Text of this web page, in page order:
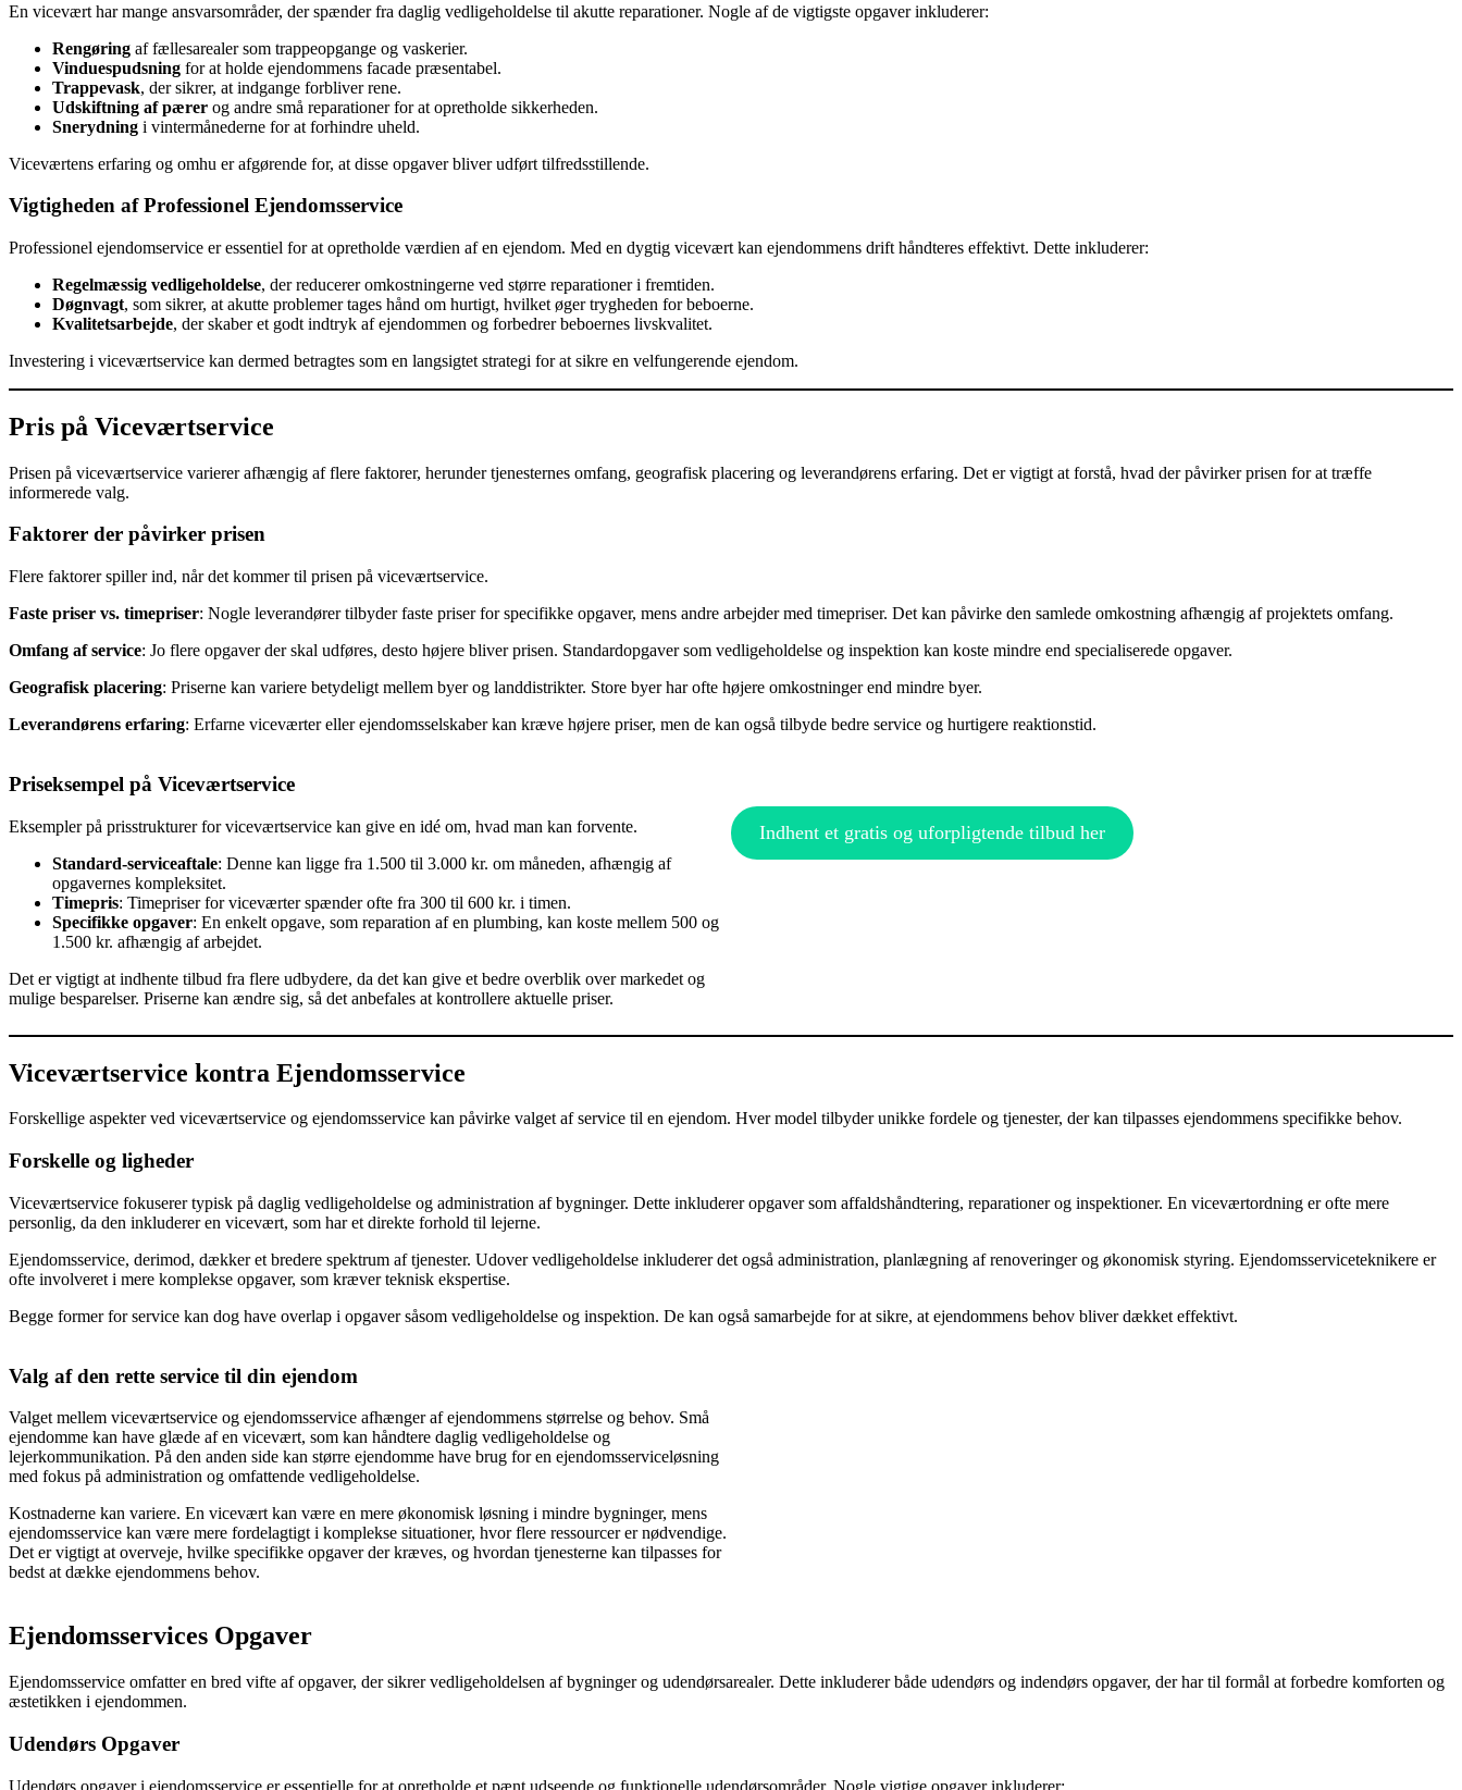
En vicevært har mange ansvarsområder, der spænder fra daglig vedligeholdelse til akutte reparationer. Nogle af de vigtigste opgaver inkluderer:
Rengøring af fællesarealer som trappeopgange og vaskerier.
Vinduespudsning for at holde ejendommens facade præsentabel.
Trappevask, der sikrer, at indgange forbliver rene.
Udskiftning af pærer og andre små reparationer for at opretholde sikkerheden.
Snerydning i vintermånederne for at forhindre uheld.
Viceværtens erfaring og omhu er afgørende for, at disse opgaver bliver udført tilfredsstillende.
Vigtigheden af Professionel Ejendomsservice
Professionel ejendomservice er essentiel for at opretholde værdien af en ejendom. Med en dygtig vicevært kan ejendommens drift håndteres effektivt. Dette inkluderer:
Regelmæssig vedligeholdelse, der reducerer omkostningerne ved større reparationer i fremtiden.
Døgnvagt, som sikrer, at akutte problemer tages hånd om hurtigt, hvilket øger trygheden for beboerne.
Kvalitetsarbejde, der skaber et godt indtryk af ejendommen og forbedrer beboernes livskvalitet.
Investering i viceværtservice kan dermed betragtes som en langsigtet strategi for at sikre en velfungerende ejendom.
Pris på Viceværtservice
Prisen på viceværtservice varierer afhængig af flere faktorer, herunder tjenesternes omfang, geografisk placering og leverandørens erfaring. Det er vigtigt at forstå, hvad der påvirker prisen for at træffe
informerede valg.
Faktorer der påvirker prisen
Flere faktorer spiller ind, når det kommer til prisen på viceværtservice.
Faste priser vs. timepriser: Nogle leverandører tilbyder faste priser for specifikke opgaver, mens andre arbejder med timepriser. Det kan påvirke den samlede omkostning afhængig af projektets omfang.
Omfang af service: Jo flere opgaver der skal udføres, desto højere bliver prisen. Standardopgaver som vedligeholdelse og inspektion kan koste mindre end specialiserede opgaver.
Geografisk placering: Priserne kan variere betydeligt mellem byer og landdistrikter. Store byer har ofte højere omkostninger end mindre byer.
Leverandørens erfaring: Erfarne viceværter eller ejendomsselskaber kan kræve højere priser, men de kan også tilbyde bedre service og hurtigere reaktionstid.
Priseksempel på Viceværtservice
Eksempler på prisstrukturer for viceværtservice kan give en idé om, hvad man kan forvente.
Standard-serviceaftale: Denne kan ligge fra 1.500 til 3.000 kr. om måneden, afhængig af
opgavernes kompleksitet.
Timepris: Timepriser for viceværter spænder ofte fra 300 til 600 kr. i timen.
Specifikke opgaver: En enkelt opgave, som reparation af en plumbing, kan koste mellem 500 og
1.500 kr. afhængig af arbejdet.
Det er vigtigt at indhente tilbud fra flere udbydere, da det kan give et bedre overblik over markedet og
mulige besparelser. Priserne kan ændre sig, så det anbefales at kontrollere aktuelle priser.
Indhent et gratis og uforpligtende tilbud her
Viceværtservice kontra Ejendomsservice
Forskellige aspekter ved viceværtservice og ejendomsservice kan påvirke valget af service til en ejendom. Hver model tilbyder unikke fordele og tjenester, der kan tilpasses ejendommens specifikke behov.
Forskelle og ligheder
Viceværtservice fokuserer typisk på daglig vedligeholdelse og administration af bygninger. Dette inkluderer opgaver som affaldshåndtering, reparationer og inspektioner. En viceværtordning er ofte mere
personlig, da den inkluderer en vicevært, som har et direkte forhold til lejerne.
Ejendomsservice, derimod, dækker et bredere spektrum af tjenester. Udover vedligeholdelse inkluderer det også administration, planlægning af renoveringer og økonomisk styring. Ejendomsserviceteknikere er
ofte involveret i mere komplekse opgaver, som kræver teknisk ekspertise.
Begge former for service kan dog have overlap i opgaver såsom vedligeholdelse og inspektion. De kan også samarbejde for at sikre, at ejendommens behov bliver dækket effektivt.
Valg af den rette service til din ejendom
Valget mellem viceværtservice og ejendomsservice afhænger af ejendommens størrelse og behov. Små
ejendomme kan have glæde af en vicevært, som kan håndtere daglig vedligeholdelse og
lejerkommunikation. På den anden side kan større ejendomme have brug for en ejendomsserviceløsning
med fokus på administration og omfattende vedligeholdelse.
Kostnaderne kan variere. En vicevært kan være en mere økonomisk løsning i mindre bygninger, mens
ejendomsservice kan være mere fordelagtigt i komplekse situationer, hvor flere ressourcer er nødvendige.
Det er vigtigt at overveje, hvilke specifikke opgaver der kræves, og hvordan tjenesterne kan tilpasses for
bedst at dække ejendommens behov.
Ejendomsservices Opgaver
Ejendomsservice omfatter en bred vifte af opgaver, der sikrer vedligeholdelsen af bygninger og udendørsarealer. Dette inkluderer både udendørs og indendørs opgaver, der har til formål at forbedre komforten og
æstetikken i ejendommen.
Udendørs Opgaver
Udendørs opgaver i ejendomsservice er essentielle for at opretholde et pænt udseende og funktionelle udendørsområder. Nogle vigtige opgaver inkluderer: